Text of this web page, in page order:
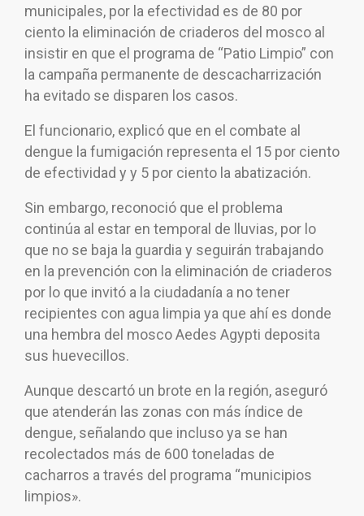
municipales, por la efectividad es de 80 por
ciento la eliminación de criaderos del mosco al
insistir en que el programa de “Patio Limpio” con
la campaña permanente de descacharrización
ha evitado se disparen los casos.
El funcionario, explicó que en el combate al
dengue la fumigación representa el 15 por ciento
de efectividad y y 5 por ciento la abatización.
Sin embargo, reconoció que el problema
continúa al estar en temporal de lluvias, por lo
que no se baja la guardia y seguirán trabajando
en la prevención con la eliminación de criaderos
por lo que invitó a la ciudadanía a no tener
recipientes con agua limpia ya que ahí es donde
una hembra del mosco Aedes Agypti deposita
sus huevecillos.
Aunque descartó un brote en la región, aseguró
que atenderán las zonas con más índice de
dengue, señalando que incluso ya se han
recolectados más de 600 toneladas de
cacharros a través del programa “municipios
limpios».